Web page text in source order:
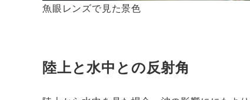
魚眼レンズで見た景色
陸上と水中との反射角